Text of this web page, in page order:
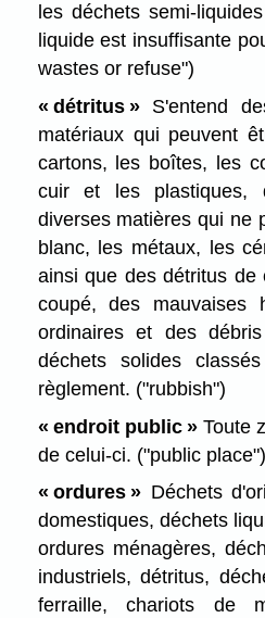
les déchets semi-
liquide est insuffisante
wastes or refuse")
« détritus »S'entend
matériaux qui peuvent
cartons, les boîtes, les
cuir et les plastiques,
diverses matières qui ne
blanc, les métaux, les
ainsi que des détritus de
coupé, des mauvaises
ordinaires et des
déchets solides
règlement. ("rubbish")
« endroit public »Toute
de celui-ci. ("public place")
« ordures »Déchets
domestiques, déchets
ordures ménagères,
industriels, détritus,
ferraille, chariots de